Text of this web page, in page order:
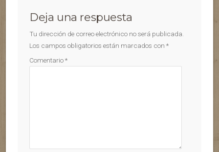
Deja una respuesta
Tu dirección de correo electrónico no será publicada.
Los campos obligatorios están marcados con *
Comentario*